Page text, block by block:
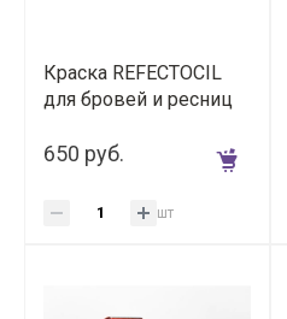
Краска REFECTOCIL
для бровей и ресниц
мл
650 руб.
шт